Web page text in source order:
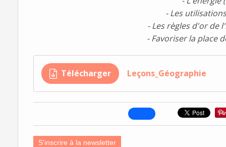
- Les
- Les règles d'or de
- Favoriser la place
Télécharger Leçons_Géographie
S'inscrire à la newsletter